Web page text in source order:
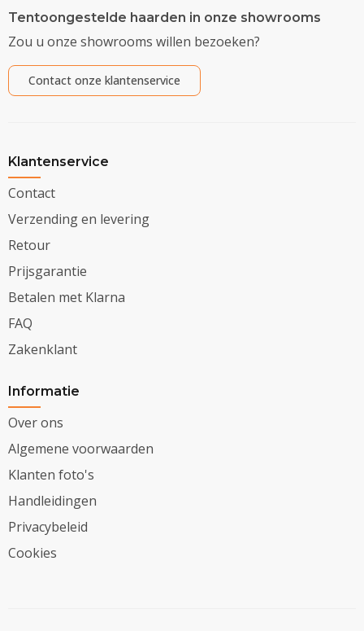
Tentoongestelde haarden in onze showrooms
Zou u onze showrooms willen bezoeken?
Contact onze klantenservice
Klantenservice
Contact
Verzending en levering
Retour
Prijsgarantie
Betalen met Klarna
FAQ
Zakenklant
Informatie
Over ons
Algemene voorwaarden
Klanten foto's
Handleidingen
Privacybeleid
Cookies